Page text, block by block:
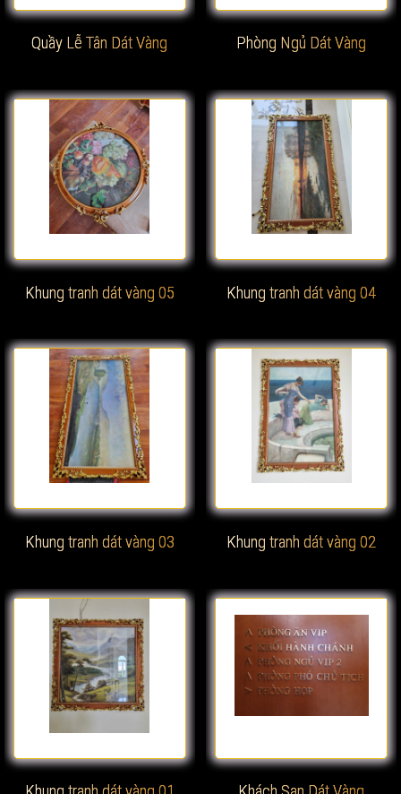
Quầy Lễ Tân Dát Vàng Phòng Ngủ Dát Vàng
Xem chi tiết
Khung tranh dát vàng 05
Xem chi tiết
Khung tranh dát vàng 04
Xem chi tiết
Khung tranh dát vàng 03
Xem chi tiết
Khung tranh dát vàng 02
Xem chi tiết Xem chi tiết